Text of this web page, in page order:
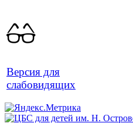
Версия для
слабовидящих